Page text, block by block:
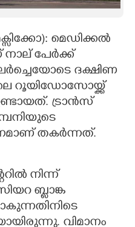
മെഡിക്കൽ
പേർക്ക്
ദക്ഷിണ
റൂയിഡോസോയ്ക്ക്
ട്രാൻസ്
തകർന്നത്.
നിന്ന്
ബ്ലാങ്ക
വിമാനം